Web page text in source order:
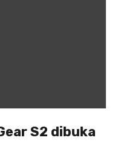
S2 dibuka